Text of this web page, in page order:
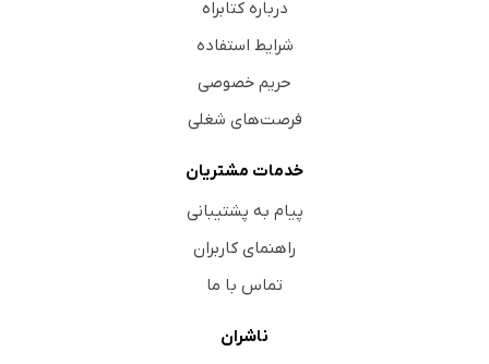
درباره کتابراه
شرایط استفاده
حریم خصوصی
فرصت‌های شغلی
خدمات مشتریان
پیام به پشتیبانی
راهنمای کاربران
تماس با ما
ناشران